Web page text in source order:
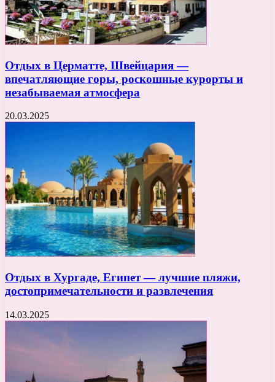
Отдых в Церматте, Швейцария —
впечатляющие горы, роскошные курорты и
незабываемая атмосфера
20.03.2025
Отдых в Хургаде, Египет — лучшие пляжи,
достопримечательности и развлечения
14.03.2025